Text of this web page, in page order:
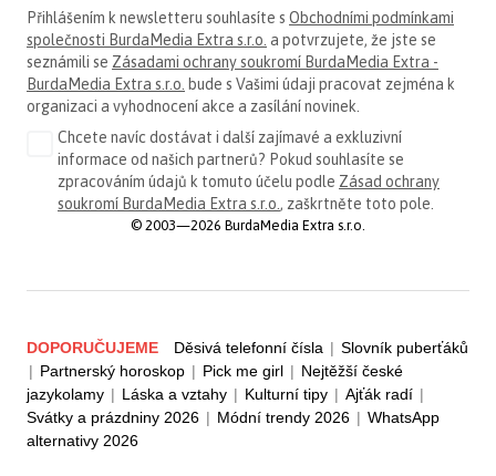
Přihlášením k newsletteru souhlasíte s Obchodními podmínkami
společnosti BurdaMedia Extra s.r.o. a potvrzujete, že jste se
seznámili se Zásadami ochrany soukromí BurdaMedia Extra -
BurdaMedia Extra s.r.o. bude s Vašimi údaji pracovat zejména k
organizaci a vyhodnocení akce a zasílání novinek.
Chcete navíc dostávat i další zajímavé a exkluzivní
informace od našich partnerů? Pokud souhlasíte se
zpracováním údajů k tomuto účelu podle Zásad ochrany
soukromí BurdaMedia Extra s.r.o., zaškrtněte toto pole.
© 2003—2026 BurdaMedia Extra s.r.o.
DOPORUČUJEME Děsivá telefonní čísla | Slovník puberťáků
| Partnerský horoskop | Pick me girl | Nejtěžší české
jazykolamy | Láska a vztahy | Kulturní tipy | Ajťák radí |
Svátky a prázdniny 2026 | Módní trendy 2026 | WhatsApp
alternativy 2026